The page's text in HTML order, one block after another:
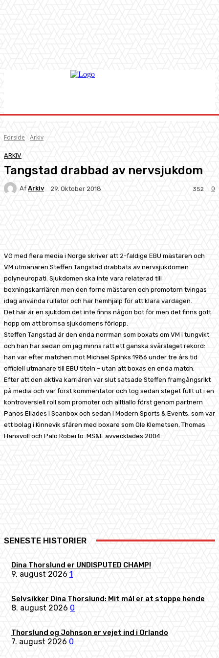
Forside Arkiv
ARKIV
Tangstad drabbad av nervsjukdom
Af Arkiv 29. Oktober 2018 0
352
VG med flera media i Norge skriver att 2-faldige EBU mästaren och
VM utmanaren Steffen Tangstad drabbats av nervsjukdomen
polyneuropati. Sjukdomen ska inte vara relaterad till
boxningskarriären men den forne mästaren och promotorn tvingas
idag använda rullator och har hemhjälp för att klara vardagen.
Det här är en sjukdom det inte finns någon bot för men det finns gott
hopp om att bromsa sjukdomens förlopp.
Steffen Tangstad är den enda norrman som boxats om VM i tungvikt
och han har sedan om jag minns rätt ett ganska svårslaget rekord:
han var efter matchen mot Michael Spinks 1986 under tre års tid
officiell utmanare till EBU titeln – utan att boxas en enda match.
Efter att den aktiva karriären var slut satsade Steffen framgångsrikt
på media och var först kommentator och tog sedan steget fullt ut i en
kontroversiell roll som promoter och alltiallo först genom partnern
Panos Eliades i Scanbox och sedan i Modern Sports & Events, som var
ett bolag i Kinnevik sfären med boxare som Ole Klemetsen, Thomas
Hansvoll och Palo Roberto. MS&E avvecklades 2004.
SENESTE HISTORIER
Dina Thorslund er UNDISPUTED CHAMP!
9. august 2026 1
Selvsikker Dina Thorslund: Mit mål er at stoppe hende
8. august 2026 0
Thorslund og Johnson er vejet ind i Orlando
7. august 2026 0